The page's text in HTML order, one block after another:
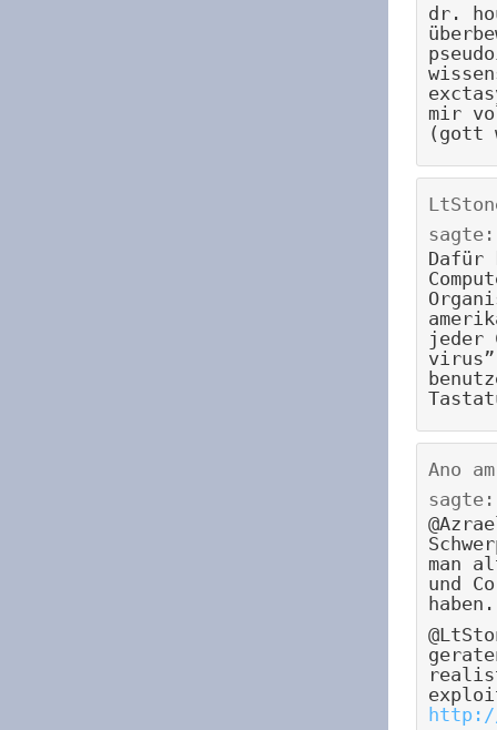
dr.
mir
(gott
sagte:
Dafür
jeder
Ano
sagte:
man
und
haben.
http://